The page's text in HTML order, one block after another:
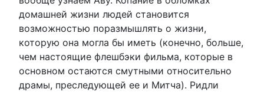
домашней жизни людей становится
возможностью поразмышлять о жизни,
которую она могла бы иметь (конечно, больше,
чем настоящие флешбэки фильма, которые в
основном остаются смутными относительно
драмы, преследующей ее и Митча). Ридли